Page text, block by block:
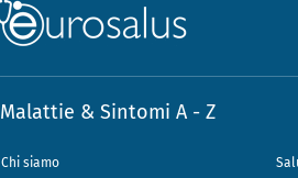
Malattie & Sintomi A - Z
Chi siamo